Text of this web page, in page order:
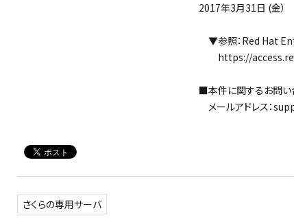
2017年3月31日 (金）
▼参照：Red Hat
https://
■本件に関するお問い
メールアドレス：
さくらの専用サーバ